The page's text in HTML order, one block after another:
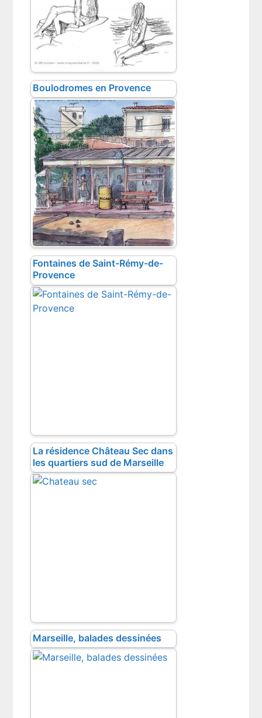
Boulodromes en Provence
Fontaines de Saint-Rémy-de-
Provence
La résidence Château Sec dans
les quartiers sud de Marseille
Marseille, balades dessinées